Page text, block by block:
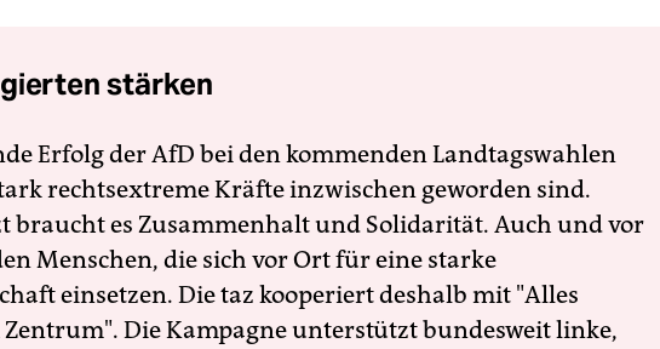
stärken
Erfolg der AfD bei den kommenden Landtagswahlen
rechtsextreme Kräfte inzwischen geworden sind.
braucht es Zusammenhalt und Solidarität. Auch und vor
Menschen, die sich vor Ort für eine starke
einsetzen. Die taz kooperiert deshalb mit "Alles
Die Kampagne unterstützt bundesweit linke,